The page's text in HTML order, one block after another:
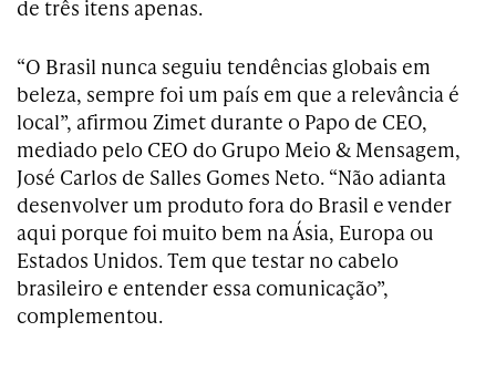
de três itens apenas.
“O Brasil nunca seguiu tendências globais em
beleza, sempre foi um país em que a relevância é
local”, afirmou Zimet durante o Papo de CEO,
mediado pelo CEO do Grupo Meio & Mensagem,
José Carlos de Salles Gomes Neto. “Não adianta
desenvolver um produto fora do Brasil e vender
aqui porque foi muito bem na Ásia, Europa ou
Estados Unidos. Tem que testar no cabelo
brasileiro e entender essa comunicação”,
complementou.